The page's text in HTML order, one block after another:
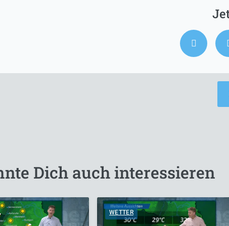
Dich auch interessieren
WETTER